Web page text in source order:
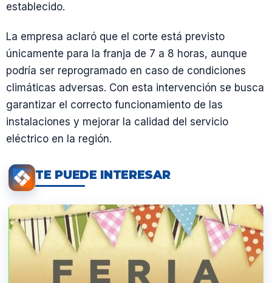
establecido.
La empresa aclaró que el corte está previsto
únicamente para la franja de 7 a 8 horas, aunque
podría ser reprogramado en caso de condiciones
climáticas adversas. Con esta intervención se busca
garantizar el correcto funcionamiento de las
instalaciones y mejorar la calidad del servicio
eléctrico en la región.
TE PUEDE INTERESAR